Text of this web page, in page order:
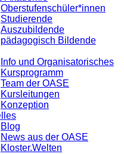
Oberstufenschüler*innen
Studierende
Auszubildende
pädagogisch Bildende
Info und Organisatorisches
Kursprogramm
Team der OASE
Kursleitungen
Konzeption
Blog
News aus der OASE
Kloster.Welten